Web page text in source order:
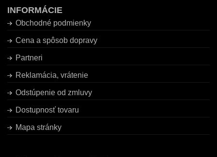
INFORMÁCIE
Obchodné podmienky
Cena a spôsob dopravy
Partneri
Reklamácia, vrátenie
Odstúpenie od zmluvy
Dostupnosť tovaru
Mapa stránky